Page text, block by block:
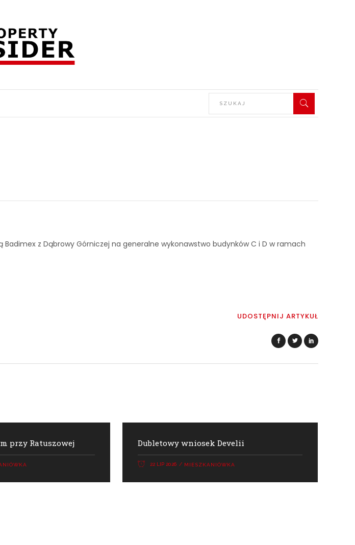
Badimex z Dąbrowy Górniczej na generalne wykonawstwo budynków C i D w ramach
UDOSTĘPNIJ ARTYKUŁ
przy Ratuszowej Dubletowy wniosek Develii
22 LIP 2026 MIESZKANIÓWKA